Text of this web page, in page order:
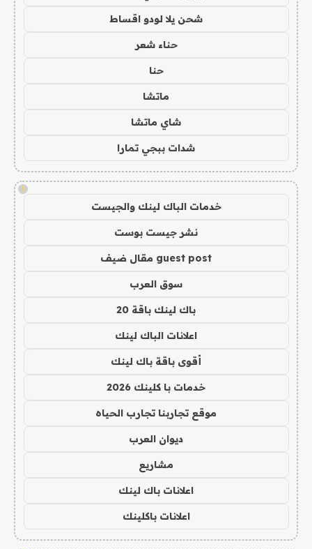
شحن يلا لودو اقساط
حناء شعر
حنا
ماتشا
شاي ماتشا
شدات ببجي تمارا
!
خدمات الباك لينك والجيست
نشر جيست بوست
guest post مقال ضيف
سوق العرب
باك لينك باقة 20
اعلانات الباك لينك
أقوى باقة باك لينك
خدمات با كلينك 2026
موقع تجاربنا تجارب الحياه
ديوان العرب
مشاريع
اعلانات باك لينك
اعلانات باكلينك